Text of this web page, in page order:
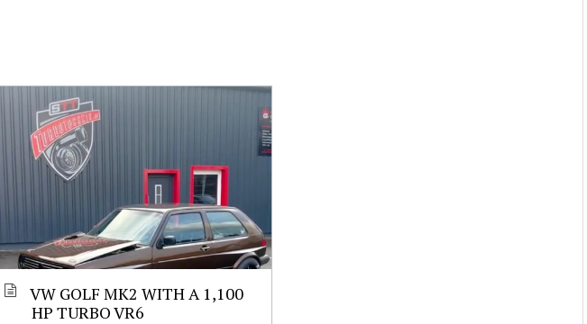
VW GOLF MK2 WITH A 1,100
HP TURBO VR6